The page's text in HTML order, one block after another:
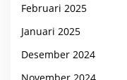
Februari 2025
Januari 2025
Desember 2024